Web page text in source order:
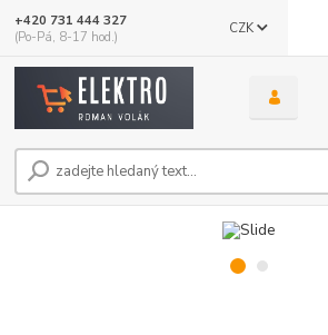
CZK
+420 731 444 327
(Po-Pá, 8-17 hod.)